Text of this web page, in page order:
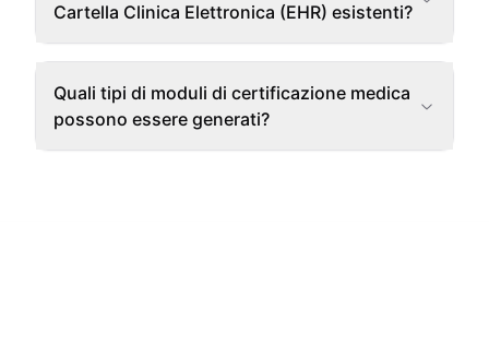
Cartella Clinica Elettronica (EHR) esistenti?
Quali tipi di moduli di certificazione medica
possono essere generati?